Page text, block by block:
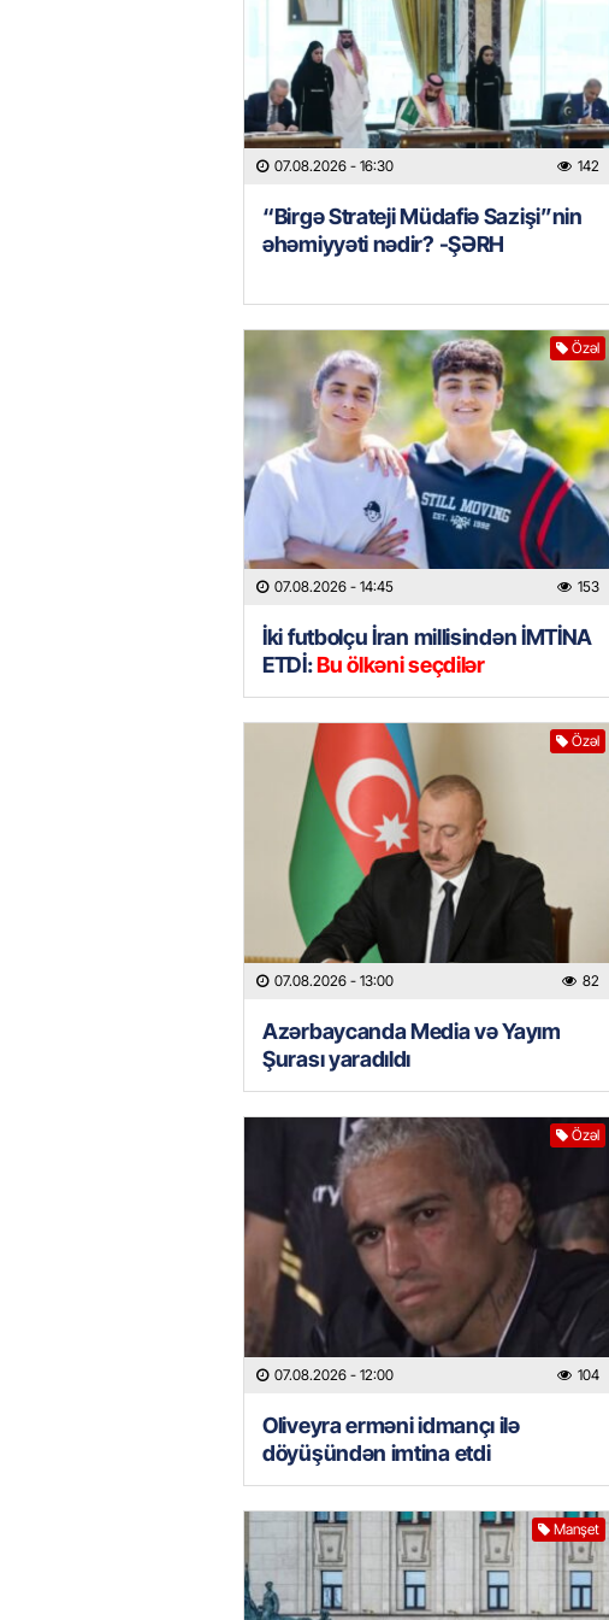
07.08.2026 - 16:30 142
“Birgə Strateji Müdafiə Sazişi”nin
əhəmiyyəti nədir? -ŞƏRH
Özəl
07.08.2026 - 14:45 153
İki futbolçu İran millisindən İMTİNA
ETDİ:Bu ölkəni seçdilər
Özəl
07.08.2026 - 13:00 82
Azərbaycanda Media və Yayım
Şurası yaradıldı
Özəl
07.08.2026 - 12:00 104
Oliveyra erməni idmançı ilə
döyüşündən imtina etdi
Manşet